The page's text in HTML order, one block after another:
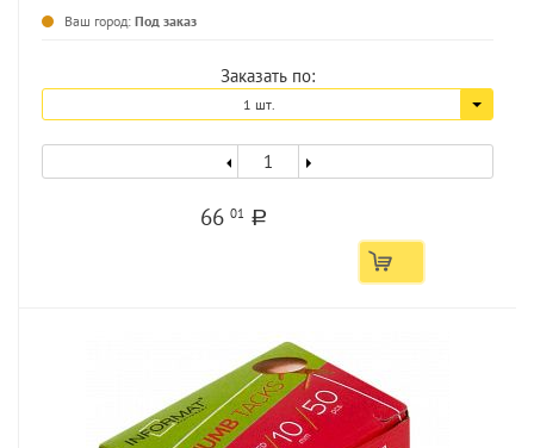
Ваш город: Под заказ
Заказать по:
1 шт.
6601 a